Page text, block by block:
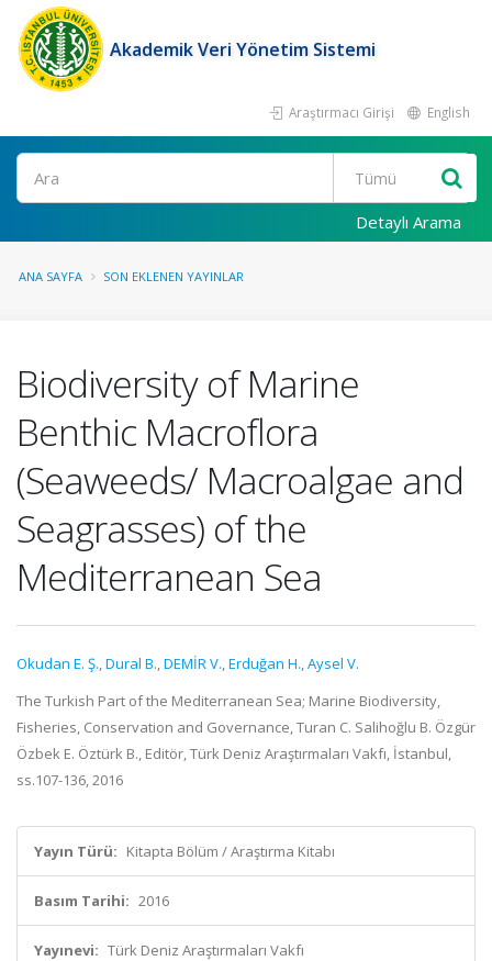
Akademik Veri Yönetim Sistemi
Araştırmacı Girişi English
Ara
Detaylı Arama
ANA SAYFA SON EKLENEN YAYINLAR
Biodiversity of Marine
Benthic Macroflora
(Seaweeds/ Macroalgae and
Seagrasses) of the
Mediterranean Sea
Okudan E. Ş.,Dural B.,DEMİR V.,Erduğan H.,Aysel V.
The Turkish Part of the Mediterranean Sea; Marine Biodiversity,
Fisheries, Conservation and Governance, Turan C. Salihoğlu B. Özgür
Özbek E. Öztürk B., Editör, Türk Deniz Araştırmaları Vakfı, İstanbul,
ss.107-136, 2016
Yayın Türü: Kitapta Bölüm / Araştırma Kitabı
Basım Tarihi: 2016
Yayınevi: Türk Deniz Araştırmaları Vakfı